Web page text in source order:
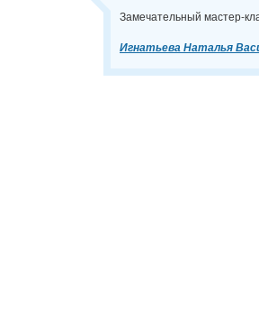
Замечательный мастер-
Игнатьева Наталья